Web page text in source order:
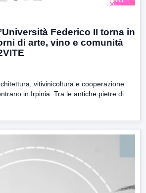
Federico II torna in
di arte, vino e comunità
vitivinicoltura e cooperazione
in Irpinia. Tra le antiche pietre di